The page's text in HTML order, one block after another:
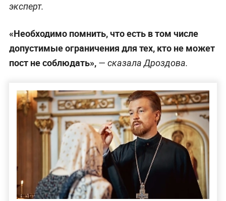
эксперт.
«Необходимо помнить, что есть в том числе
допустимые ограничения для тех, кто не может
пост не соблюдать»,— сказала Дроздова.